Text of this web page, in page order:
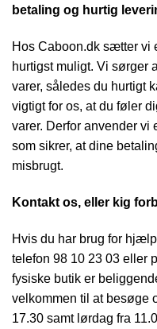
betaling og hurtig
Hos Caboon.dk sætter vi
hurtigst muligt. Vi sørger
varer, således du hurtigt
vigtigt for os, at du føler
varer. Derfor anvender vi
som sikrer, at dine
misbrugt.
Kontakt os, eller kig
Hvis du har brug for
telefon 98 10 23 03 eller
fysiske butik er
velkommen til at besøge
17.30 samt lørdag fra